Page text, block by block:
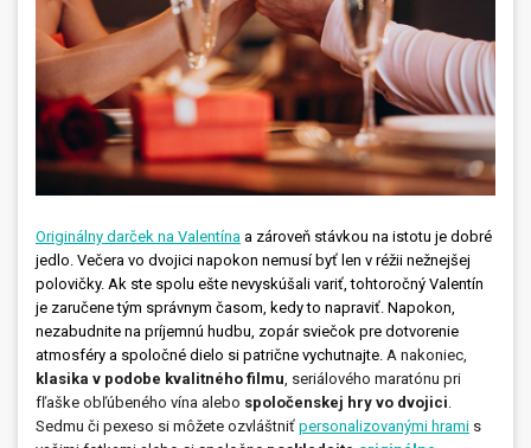
Originálny darček na Valentína a zároveň stávkou na istotu je dobré
jedlo. Večera vo dvojici napokon nemusí byť len v réžii nežnejšej
polovičky. Ak ste spolu ešte nevyskúšali variť, tohtoročný Valentín
je zaručene tým správnym časom, kedy to napraviť. Napokon,
nezabudnite na príjemnú hudbu, zopár sviečok pre dotvorenie
atmosféry a spoločné dielo si patrične vychutnajte. A nakoniec,
klasika v podobe kvalitného filmu , seriálového maratónu pri
fľaške obľúbeného vína alebo spoločenskej hry vo dvojici
Sedmu či pexeso si môžete ozvláštniť personalizovanými hrami s